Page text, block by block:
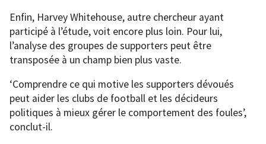
Enfin, Harvey Whitehouse, autre chercheur ayant
participé à l’étude, voit encore plus loin. Pour lui,
l’analyse des groupes de supporters peut être
transposée à un champ bien plus vaste.
‘Comprendre ce qui motive les supporters dévoués
peut aider les clubs de football et les décideurs
politiques à mieux gérer le comportement des foules’,
conclut-il.